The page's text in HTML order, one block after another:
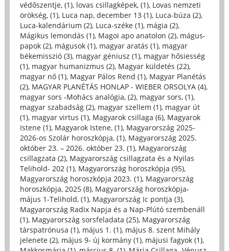
védőszentje, (1), lovas csillagképek, (1), Lovas nemzeti
örökség, (1), Luca nap, december 13 (1), Luca-búza (2),
Luca-kalendárium (2), Luca-széke (1), mágia (2),
Mágikus lemondás (1), Magoi apo anatolon (2), mágus-
papok (2), mágusok (1), magyar aratás (1), magyar
békemisszió (3), magyar géniusz (1), magyar hősiesség
(1), magyar humanizmus (2), Magyar küldetés (22),
magyar nő (1), Magyar Pálos Rend (1), Magyar Planétás
(2), MAGYAR PLANÉTÁS HONLAP - WIEBER ORSOLYA (4),
magyar sors -Mohács analógia, (2), magyar sors, (1),
magyar szabadság (2), magyar szellem (1), magyar út
(1), magyar virtus (1), Magyarok csillaga (6), Magyarok
Istene (1), Magyarok Istene, (1), Magyarország 2025-
2026-os Szolár horoszkópja, (1), Magyarország 2025.
október 23. – 2026. október 23. (1), Magyarország
csillagzata (2), Magyarország csillagzata és a Nyilas
Telihold- 202 (1), Magyarország horoszkópja (95),
Magyarország horoszkópja 2023. (1), Magyarország
horoszkópja, 2025 (8), Magyarország horoszkópja-
május 1-Telihold, (1), Magyarország Ic pontja (3),
Magyarország Radix Napja és a Nap-Plútó szembenáll
(1), Magyarország sorsfeladata (25), Magyarország
társpatrónusa (1), május 1. (1), május 8. szent Mihály
jelenete (2), május 9- új kormány (1), májusi fagyok (1),